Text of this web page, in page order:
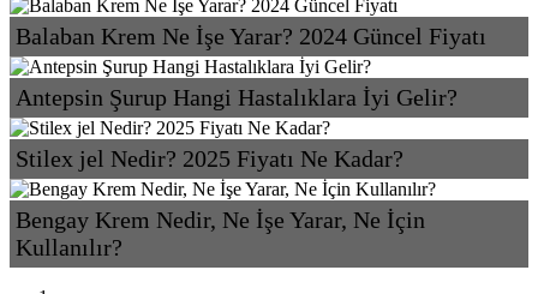
Balaban Krem Ne İşe Yarar? 2024 Güncel Fiyatı
Antepsin Şurup Hangi Hastalıklara İyi Gelir?
Stilex jel Nedir? 2025 Fiyatı Ne Kadar?
Bengay Krem Nedir, Ne İşe Yarar, Ne İçin
Kullanılır?